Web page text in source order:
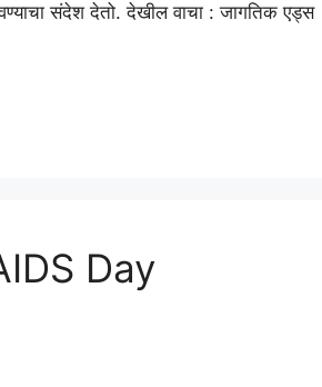
संदेश देतो. देखील वाचा : जागतिक एड्स
Day